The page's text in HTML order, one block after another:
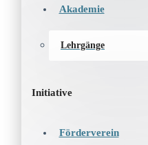
Akademie
Lehrgänge
Initiative
Förderverein